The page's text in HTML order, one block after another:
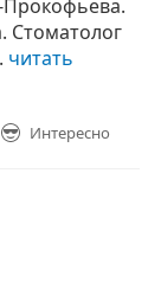
Стоматолог
читать
Интересно